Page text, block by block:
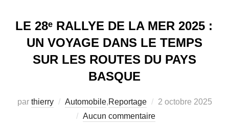
LE 28ᵉ RALLYE DE LA MER 2025 :
UN VOYAGE DANS LE TEMPS
SUR LES ROUTES DU PAYS
BASQUE
par thierry Automobile,Reportage
Publié
2 octobre 2025
Aucun commentaire